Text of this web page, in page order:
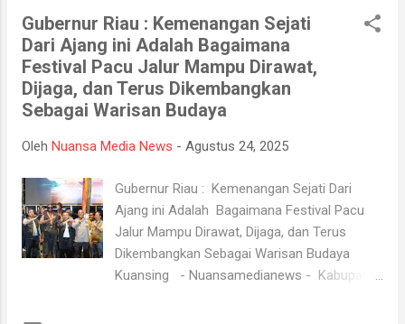
dan berhak mengangkat piala bergilir dari
Menteri Pariwisata. Perjalanan ke final,
Bintang Emas Cahaya Intan 2023
menumbangkan Panglimo Rimbo Piako di
semifinal.Sementara Tuah Datuk Keramat
memastikan tiket ke final usai menaklukkan
babak puncak, mereka harus puas di posisi
runner-up. Perebutan posisi ketiga juga tak
kalah menarik. Panglimo Rimbo Piako
berhasil mengalahkan Buayo Danau dan
mengunci tempat ketiga. Meski finis di posisi
Gubernur Riau : Kemenangan Sejati
Dari Ajang ini Adalah Bagaimana
Festival Pacu Jalur Mampu Dirawat,
Dijaga, dan Terus Dikembangkan
Sebagai Warisan Budaya
Oleh Nuansa Media News - Agustus 24, 2025
Gubernur Riau : Kemenangan Sejati Dari
Ajang ini Adalah Bagaimana Festival Pacu
Jalur Mampu Dirawat, Dijaga, dan Terus
Dikembangkan Sebagai Warisan Budaya
Kuansing - Nuansamedianews - Kabupaten